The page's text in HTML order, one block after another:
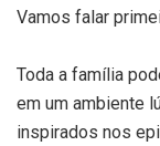
Vamos falar
Toda a família
em um ambiente
inspirados nos